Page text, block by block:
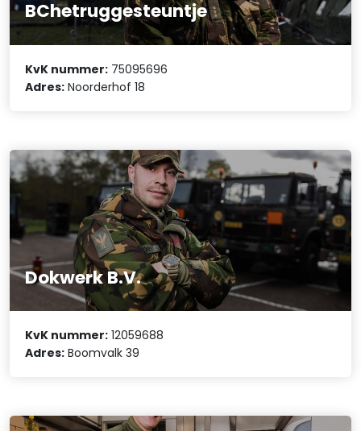
BChetruggesteuntje
KvK nummer: 75095696
Adres: Noorderhof 18
Dokwerk B.V.
KvK nummer: 12059688
Adres: Boomvalk 39